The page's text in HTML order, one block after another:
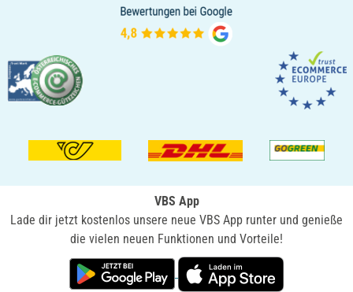
VBS App
Lade dir jetzt kostenlos unsere neue VBS App runter und genieße
die vielen neuen Funktionen und Vorteile!